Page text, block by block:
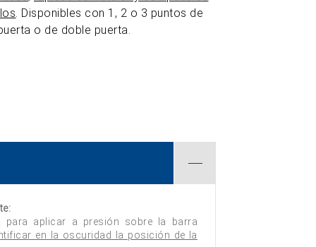
. Disponibles con 1, 2 o 3 puntos de
o de doble puerta.
para aplicar a presión sobre la barra
en la oscuridad la posición de la